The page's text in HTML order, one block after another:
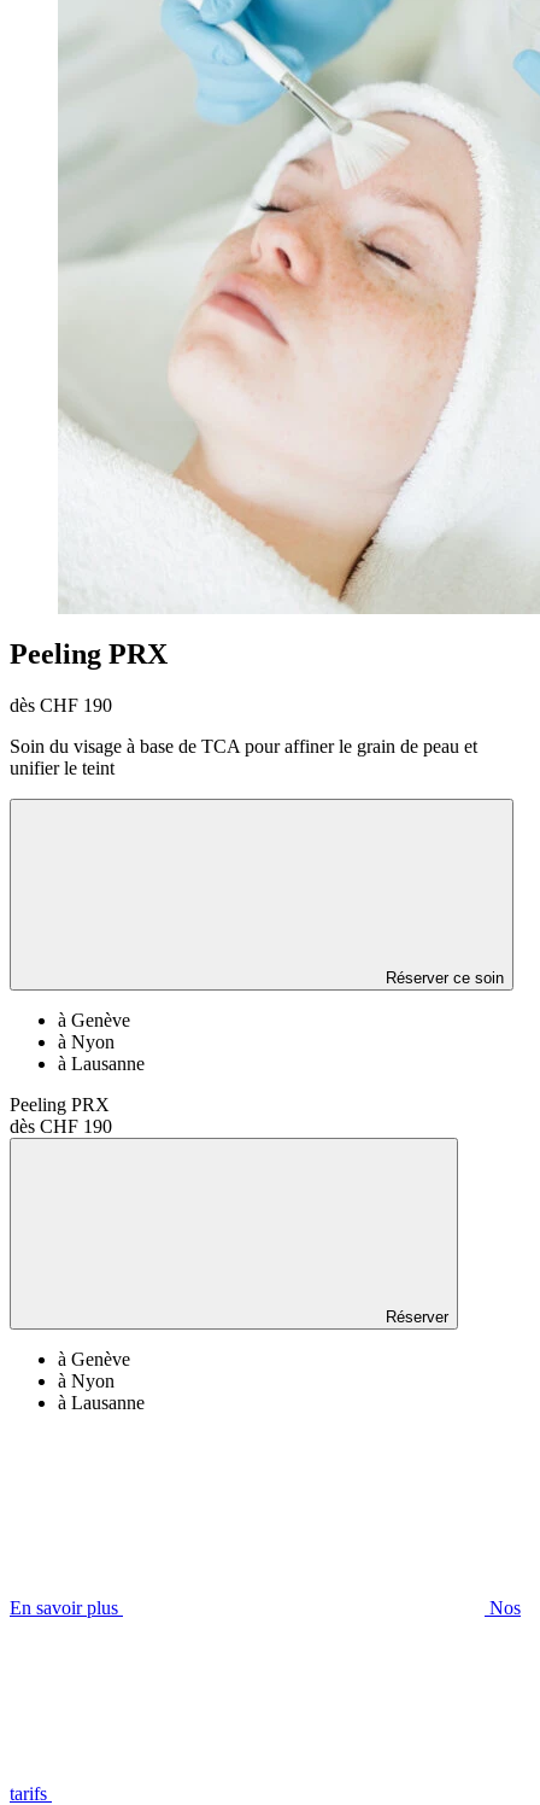
Peeling PRX
dès CHF 190
Soin du visage à base de TCA pour affiner le grain de peau et
unifier le teint
Réserver ce soin
à Genève
à Nyon
à Lausanne
Peeling PRX
dès CHF 190
Réserver
à Genève
à Nyon
à Lausanne
En savoir plus Nos
tarifs